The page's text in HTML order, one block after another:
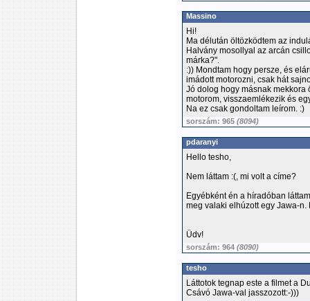
Massino
Hi!
Ma délután öltözködtem az
Halvány mosollyal az arcán
márka?".
:)) Mondtam hogy persze, és
imádott motorozni, csak hát
Jó dolog hogy másnak mekkora
motorom, visszaemlékezik és
Na ez csak gondoltam leírom. :)
sorszám: 965 (8094)
pdaranyi
Hello tesho,
Nem láttam :(, mi volt a címe?
Egyébként én a híradóban
meg valaki elhúzott egy Jawa-
Üdv!
sorszám: 964 (8090)
tesho
Láttotok tegnap este a filmet a
Csávó Jawa-val jasszozott:-)))